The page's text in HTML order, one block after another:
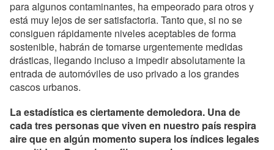
para algunos contaminantes, ha empeorado para otros y
está muy lejos de ser satisfactoria. Tanto que, si no se
consiguen rápidamente niveles aceptables de forma
sostenible, habrán de tomarse urgentemente medidas
drásticas, llegando incluso a impedir absolutamente la
entrada de automóviles de uso privado a los grandes
cascos urbanos.
La estadística es ciertamente demoledora. Una de
cada tres personas que viven en nuestro país respira
aire que en algún momento supera los índices legales